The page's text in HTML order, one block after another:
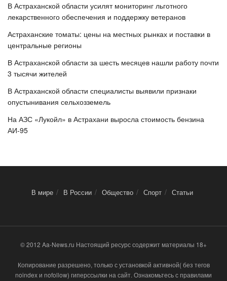
В Астраханской области усилят мониторинг льготного
лекарственного обеспечения и поддержку ветеранов
Астраханские томаты: цены на местных рынках и поставки в
центральные регионы
В Астраханской области за шесть месяцев нашли работу почти
3 тысячи жителей
В Астраханской области специалисты выявили признаки
опустынивания сельхозземель
На АЗС «Лукойл» в Астрахани выросла стоимость бензина
АИ-95
В мире В России Общество Спорт Статьи
© 2012 Aa-News.ru Настоящий ресурс содержит материалы 18+
Копирование разрешено, только с установкой активной( без тегов
noindex и nofollow) гиперссылки на сайт. Ознакомьтесь с правилами